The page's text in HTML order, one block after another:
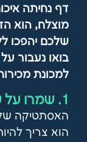
דף נחיתה
מוצלח, הוא
שלכם יהפכו
בואו נעבור
למכונת
1. שמרו על עיצוב נקי ומינימלי
האסתטיקה
הוא צריך